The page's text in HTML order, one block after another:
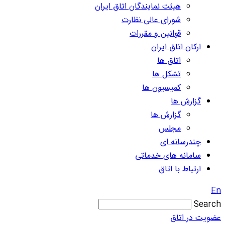
هیئت نمایندگان اتاق ایران
شورای عالی نظارت
قوانین و مقررات
ارکان اتاق ایران
اتاق ها
تشکل ها
کمیسیون ها
گزارش ها
گزارش ها
مجلس
چندرسانه ای
سامانه های خدماتی
ارتباط با اتاق
En
Search
عضویت در اتاق